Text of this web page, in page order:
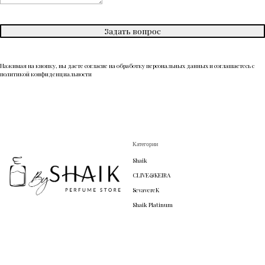
Задать вопрос
Нажимая на кнопку, вы даете согласие на обработку персональных данных и соглашаетесь c
политикой конфиденциальности
Категории
Shaik
CLIVE&KEIRA
SevavereK
Shaik Platinum